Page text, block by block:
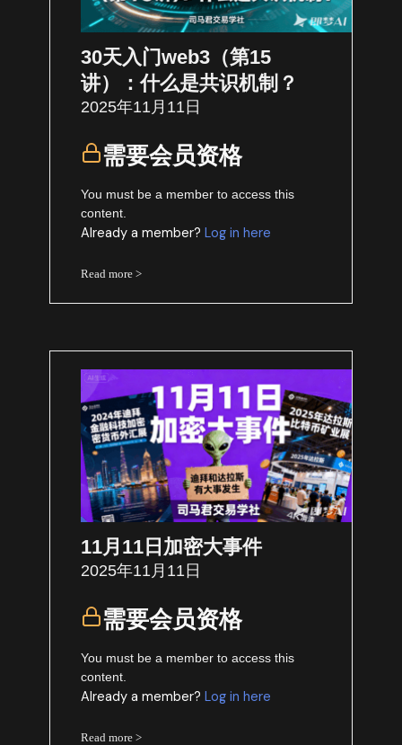
30天入门web3（第15
讲）：什么是共识机制？
2025年11月11日
需要会员资格
You must be a member to access this
content.
Already a member?Log in here
Read more >
11月11日加密大事件
2025年11月11日
需要会员资格
You must be a member to access this
content.
Already a member?Log in here
Read more >